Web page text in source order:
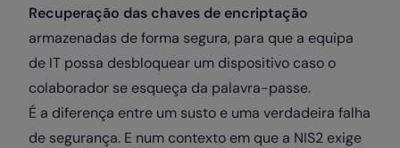
Recuperação das chaves de encriptação
armazenadas de forma segura, para que a equipa
de IT possa desbloquear um dispositivo caso o
colaborador se esqueça da palavra-passe.
É a diferença entre um susto e uma verdadeira falha
de segurança. E num contexto em que a NIS2 exige